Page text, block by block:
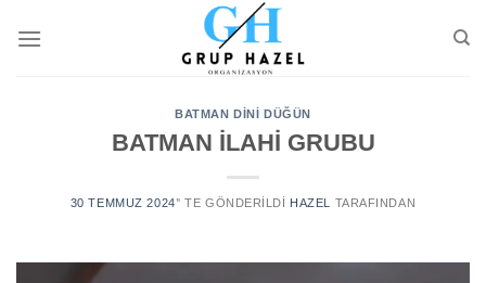
BATMAN DİNİ DÜĞÜN
BATMAN İLAHİ GRUBU
30 TEMMUZ 2024’' TE GÖNDERILDI HAZEL TARAFINDAN